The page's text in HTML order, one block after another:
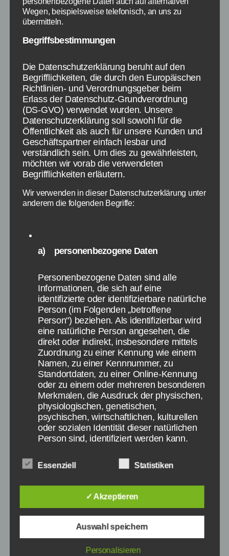
Neue Informationen zur Formel 1 - Bildquelle:
[section_title title=Formel 1 Qualifying am
28.3.2015] In diesem Artikel haben wir die
Startaufstellung zum Formel 1 Rennen 2015 in
Malaysia (Sepang) am 29.3.2015 und einen
Qualifying Bericht vom 28.3.2015. Das Rennen
startet morgen bereits um 9 Uhr MESZ. Ihr
solltet also die Zeitumstellung beachten (zu
unserem Vorbericht). Vor dem Qualifying
wurde darüber gerätselt, ob es […]
Seiten:
Kategorien
NEWS
Formel 1 2015 in
Malaysia: Rennstart,
Qualifying und Infos
Beitragsautor
VonPaul Stelzer Veröffentlichungsdatum
27. März 2015
Wegen, beispielsweise telefonisch, an uns zu
übermitteln.
Begriffsbestimmungen
Die Datenschutzerklärung beruht auf den
Begrifflichkeiten, die durch den Europäischen
Richtlinien- und Verordnungsgeber beim
Erlass der Datenschutz-Grundverordnung
(DS-GVO) verwendet wurden. Unsere
Datenschutzerklärung soll sowohl für die
Öffentlichkeit als auch für unsere Kunden und
Geschäftspartner einfach lesbar und
verständlich sein. Um dies zu gewährleisten,
möchten wir vorab die verwendeten
Begrifflichkeiten erläutern.
Wir verwenden in dieser Datenschutzerklärung unter
anderem die folgenden Begriffe:
a) personenbezogene Daten
Personenbezogene Daten sind alle
Informationen, die sich auf eine
identifizierte oder identifizierbare natürliche
Person (im Folgenden „betroffene
Person") beziehen. Als identifizierbar wird
eine natürliche Person angesehen, die
direkt oder indirekt, insbesondere mittels
Zuordnung zu einer Kennung wie einem
Namen, zu einer Kennnummer, zu
Standortdaten, zu einer Online-Kennung
oder zu einem oder mehreren besonderen
Merkmalen, die Ausdruck der physischen,
physiologischen, genetischen,
psychischen, wirtschaftlichen, kulturellen
oder sozialen Identität dieser natürlichen
Person sind, identifiziert werden kann.
Betroffene Person ist jede identifizierte
oder identifizierbare natürliche Person,
deren personenbezogene Daten von dem
für die Verarbeitung Verantwortlichen
verarbeitet werden.
Essenziell Statistiken
✓ Akzeptieren
Auswahl speichern
Personalisieren